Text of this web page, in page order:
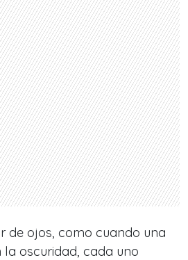
de ojos, como cuando una
la oscuridad, cada uno